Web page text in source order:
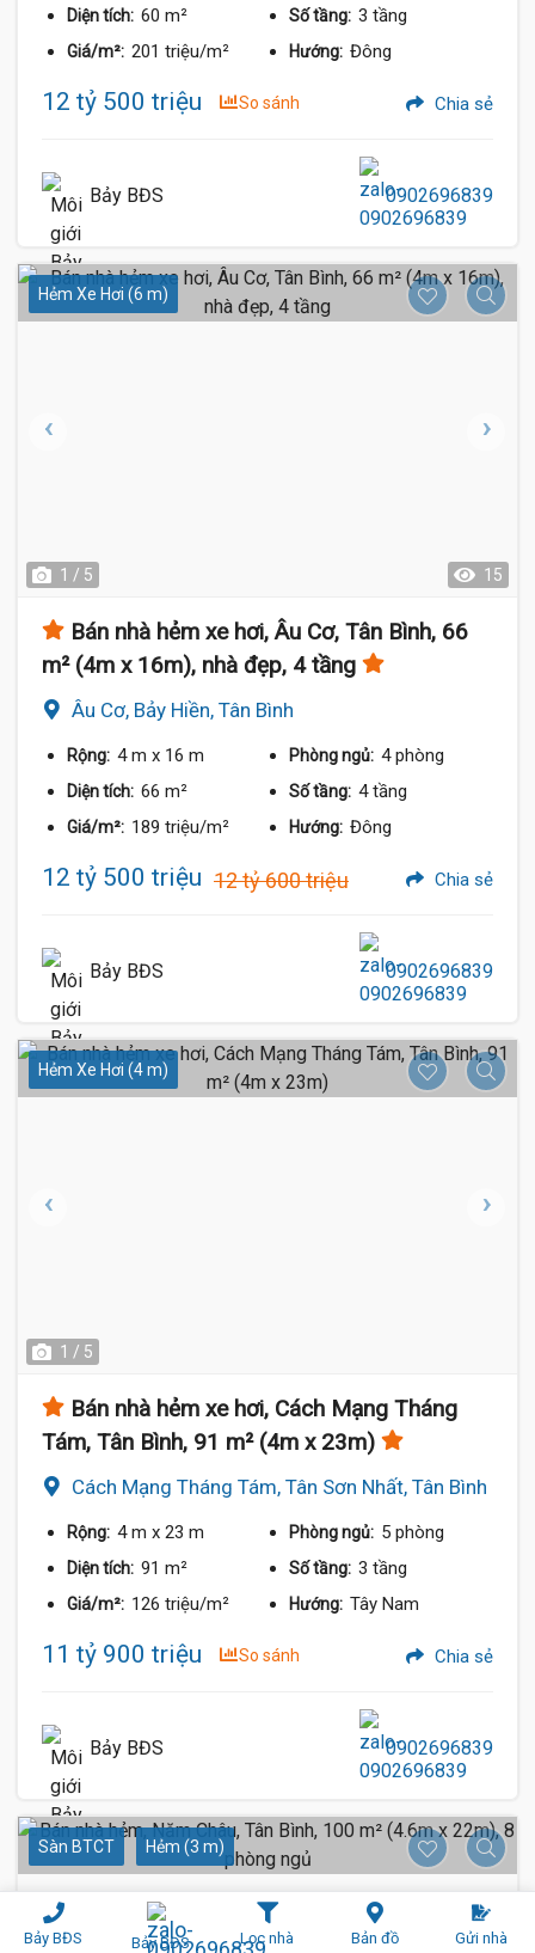
Bảy BĐS Bảy BĐS Lọc nhà Bản đồ Gửi nhà
Diện tích: 60 m² Số tầng: 3 tầng
Giá/m²: 201 triệu/m² Hướng: Đông
12 tỷ 500 triệu So sánh Chia sẻ
Bảy BĐS 0902696839
Hẻm Xe Hơi (6 m)
1 / 5 15
Bán nhà hẻm xe hơi, Âu Cơ, Tân Bình, 66
m² (4m x 16m), nhà đẹp, 4 tầng
Âu Cơ, Bảy Hiền, Tân Bình
Rộng: 4 m x 16 m Phòng ngủ: 4 phòng
Diện tích: 66 m² Số tầng: 4 tầng
Giá/m²: 189 triệu/m² Hướng: Đông
12 tỷ 500 triệu 12 tỷ 600 triệu Chia sẻ
Bảy BĐS 0902696839
Hẻm Xe Hơi (4 m)
1 / 5
Bán nhà hẻm xe hơi, Cách Mạng Tháng
Tám, Tân Bình, 91 m² (4m x 23m)
Cách Mạng Tháng Tám, Tân Sơn Nhất, Tân Bình
Rộng: 4 m x 23 m Phòng ngủ: 5 phòng
Diện tích: 91 m² Số tầng: 3 tầng
Giá/m²: 126 triệu/m² Hướng: Tây Nam
11 tỷ 900 triệu So sánh Chia sẻ
Bảy BĐS 0902696839
Sàn BTCT Hẻm (3 m)